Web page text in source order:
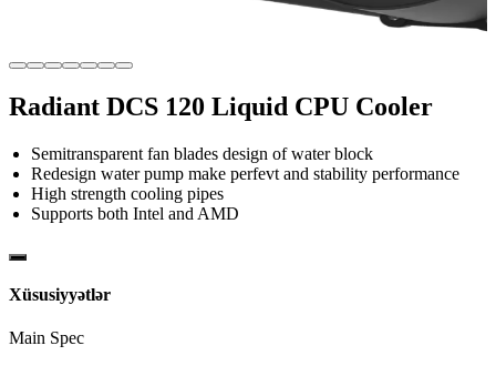
Radiant DCS 120 Liquid CPU Cooler
Semitransparent fan blades design of water block
Redesign water pump make perfevt and stability performance
High strength cooling pipes
Supports both Intel and AMD
Xüsusiyyətlər
Main Spec